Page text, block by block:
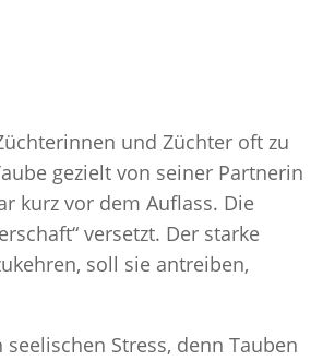
und Züchter oft zu
gezielt von seiner Partnerin
kurz vor dem Auflass. Die
versetzt. Der starke
soll sie antreiben,
Stress, denn Tauben